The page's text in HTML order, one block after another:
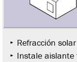
Refracción
Instale aislante